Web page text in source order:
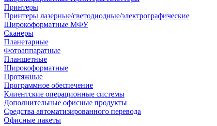
Принтеры
Принтеры лазерные/светодиодные/электрографические
Широкоформатные МФУ
Сканеры
Планетарные
Фотоаппаратные
Планшетные
Широкоформатные
Протяжные
Программное обеспечение
Клиентские операционные системы
Дополнительные офисные продукты
Средства автоматизированного перевода
Офисные пакеты